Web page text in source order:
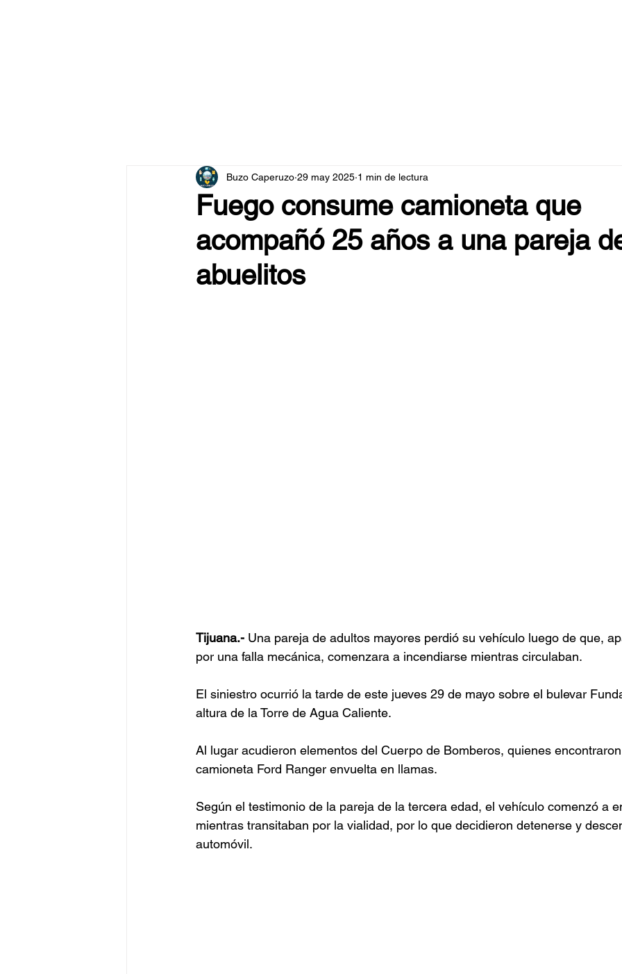
Fuego consume camioneta que
acompañó 25 años a una pareja
abuelitos
Buzo Caperuzo 29 may 2025 1 min de lectura
Tijuana.- Una pareja de adultos mayores perdió su vehículo luego de que,
por una falla mecánica, comenzara a incendiarse mientras circulaban.
El siniestro ocurrió la tarde de este jueves 29 de mayo sobre el bulevar
altura de la Torre de Agua Caliente.
Al lugar acudieron elementos del Cuerpo de Bomberos, quienes
camioneta Ford Ranger envuelta en llamas.
Según el testimonio de la pareja de la tercera edad, el vehículo comenzó a
mientras transitaban por la vialidad, por lo que decidieron detenerse y
automóvil.